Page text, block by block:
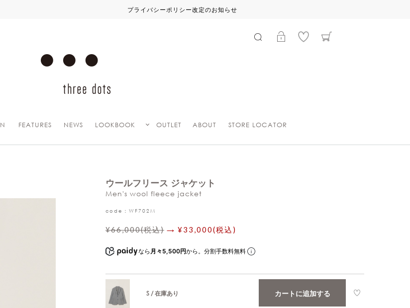
プライバシーポリシー改定のお知らせ
FEATURES NEWS LOOKBOOK OUTLET ABOUT STORE LOCATOR
ウールフリース ジャケット
Men's wool fleece jacket
code：WF702M
¥66,000(税込) → ¥33,000(税込)
なら 月々5,500円から。分割手数料無料
S / 在庫あり カートに追加する